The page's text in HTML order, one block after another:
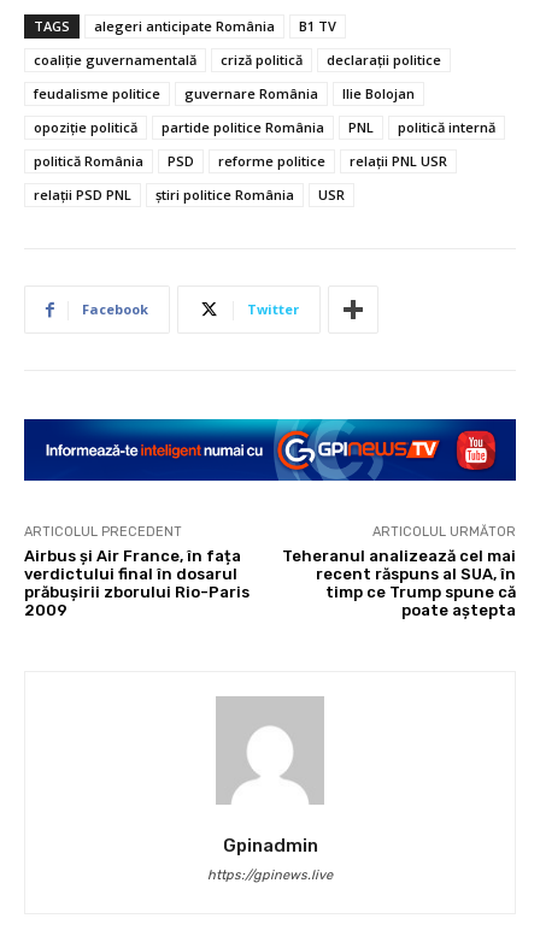
TAGS alegeri anticipate România
B1 TV
coaliție guvernamentală
criză politică
declarații politice
feudalisme politice
guvernare România
Ilie Bolojan
opoziție politică
partide politice România PNL
politică internă
politică România
PSD reforme politice
relații PNL USR
relații PSD PNL
știri politice România USR
Facebook Twitter
ARTICOLUL PRECEDENT
Airbus și Air France, în fața
verdictului final în dosarul
prăbușirii zborului Rio-Paris
2009
ARTICOLUL URMĂTOR
Teheranul analizează cel mai
recent răspuns al SUA, în
timp ce Trump spune că
poate aștepta
Gpinadmin
https://gpinews.live